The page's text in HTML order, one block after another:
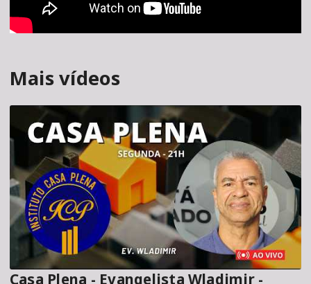
Mais vídeos
Casa Plena - Evangelista Wladimir -